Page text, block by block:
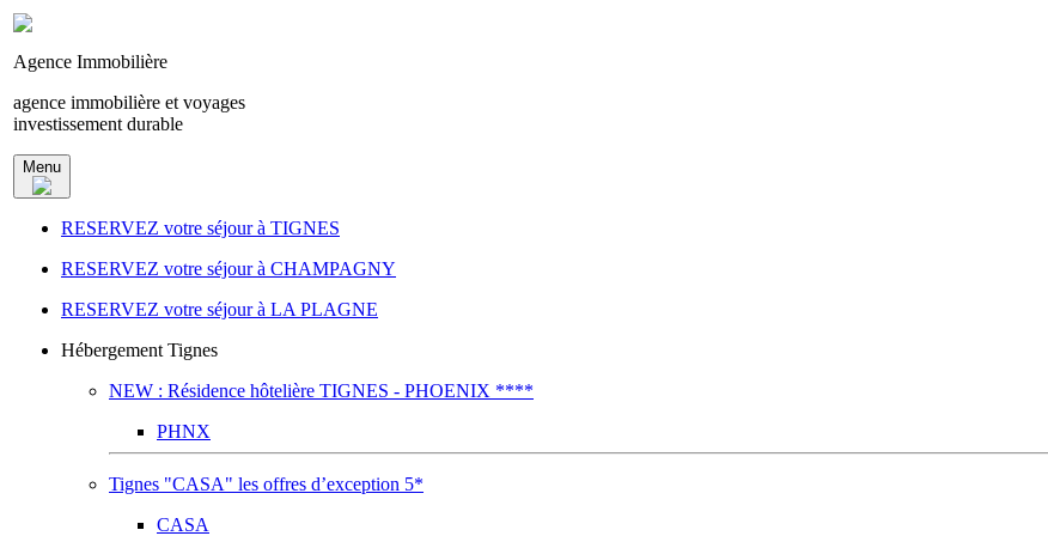
Agence Immobilière
agence immobilière et voyages
investissement durable
Menu
RESERVEZ votre séjour à TIGNES
RESERVEZ votre séjour à CHAMPAGNY
RESERVEZ votre séjour à LA PLAGNE
Hébergement Tignes
NEW : Résidence hôtelière TIGNES - PHOENIX ****
PHNX
Tignes "CASA" les offres d’exception 5*
CASA